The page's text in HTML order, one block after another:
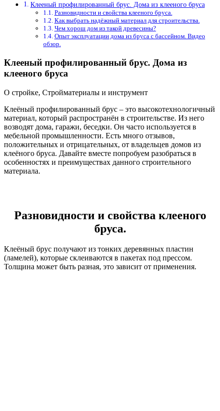
Клееный профилированный брус. Дома из клееного бруса
Разновидности и свойства клееного бруса.
Как выбрать надёжный материал для строительства.
Чем хорош дом из такой древесины?
Опыт эксплуатации дома из бруса с бассейном. Видео
обзор.
Клееный профилированный брус. Дома из
клееного бруса
О стройке, Стройматериалы и инструмент
Клеёный профилированный брус – это высокотехнологичный
материал, который распространён в строительстве. Из него
возводят дома, гаражи, беседки. Он часто используется в
мебельной промышленности. Есть много отзывов,
положительных и отрицательных, от владельцев домов из
клеёного бруса. Давайте вместе попробуем разобраться в
особенностях и преимуществах данного строительного
материала.
Разновидности и свойства клееного
бруса.
Клеёный брус получают из тонких деревянных пластин
(ламелей), которые склеиваются в пакетах под прессом.
Толщина может быть разная, это зависит от применения.